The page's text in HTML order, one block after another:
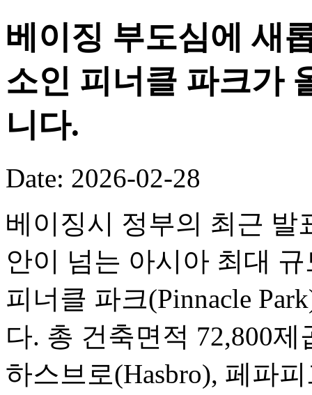
베이징 부도심에 새
소인 피너클 파크가
니다.
Date: 2026-02-28
베이징시 정부의 최근 발
안이 넘는 아시아 최대
피너클 파크(Pinnacle
다. 총 건축면적 72,800
하스브로(Hasbro), 페파